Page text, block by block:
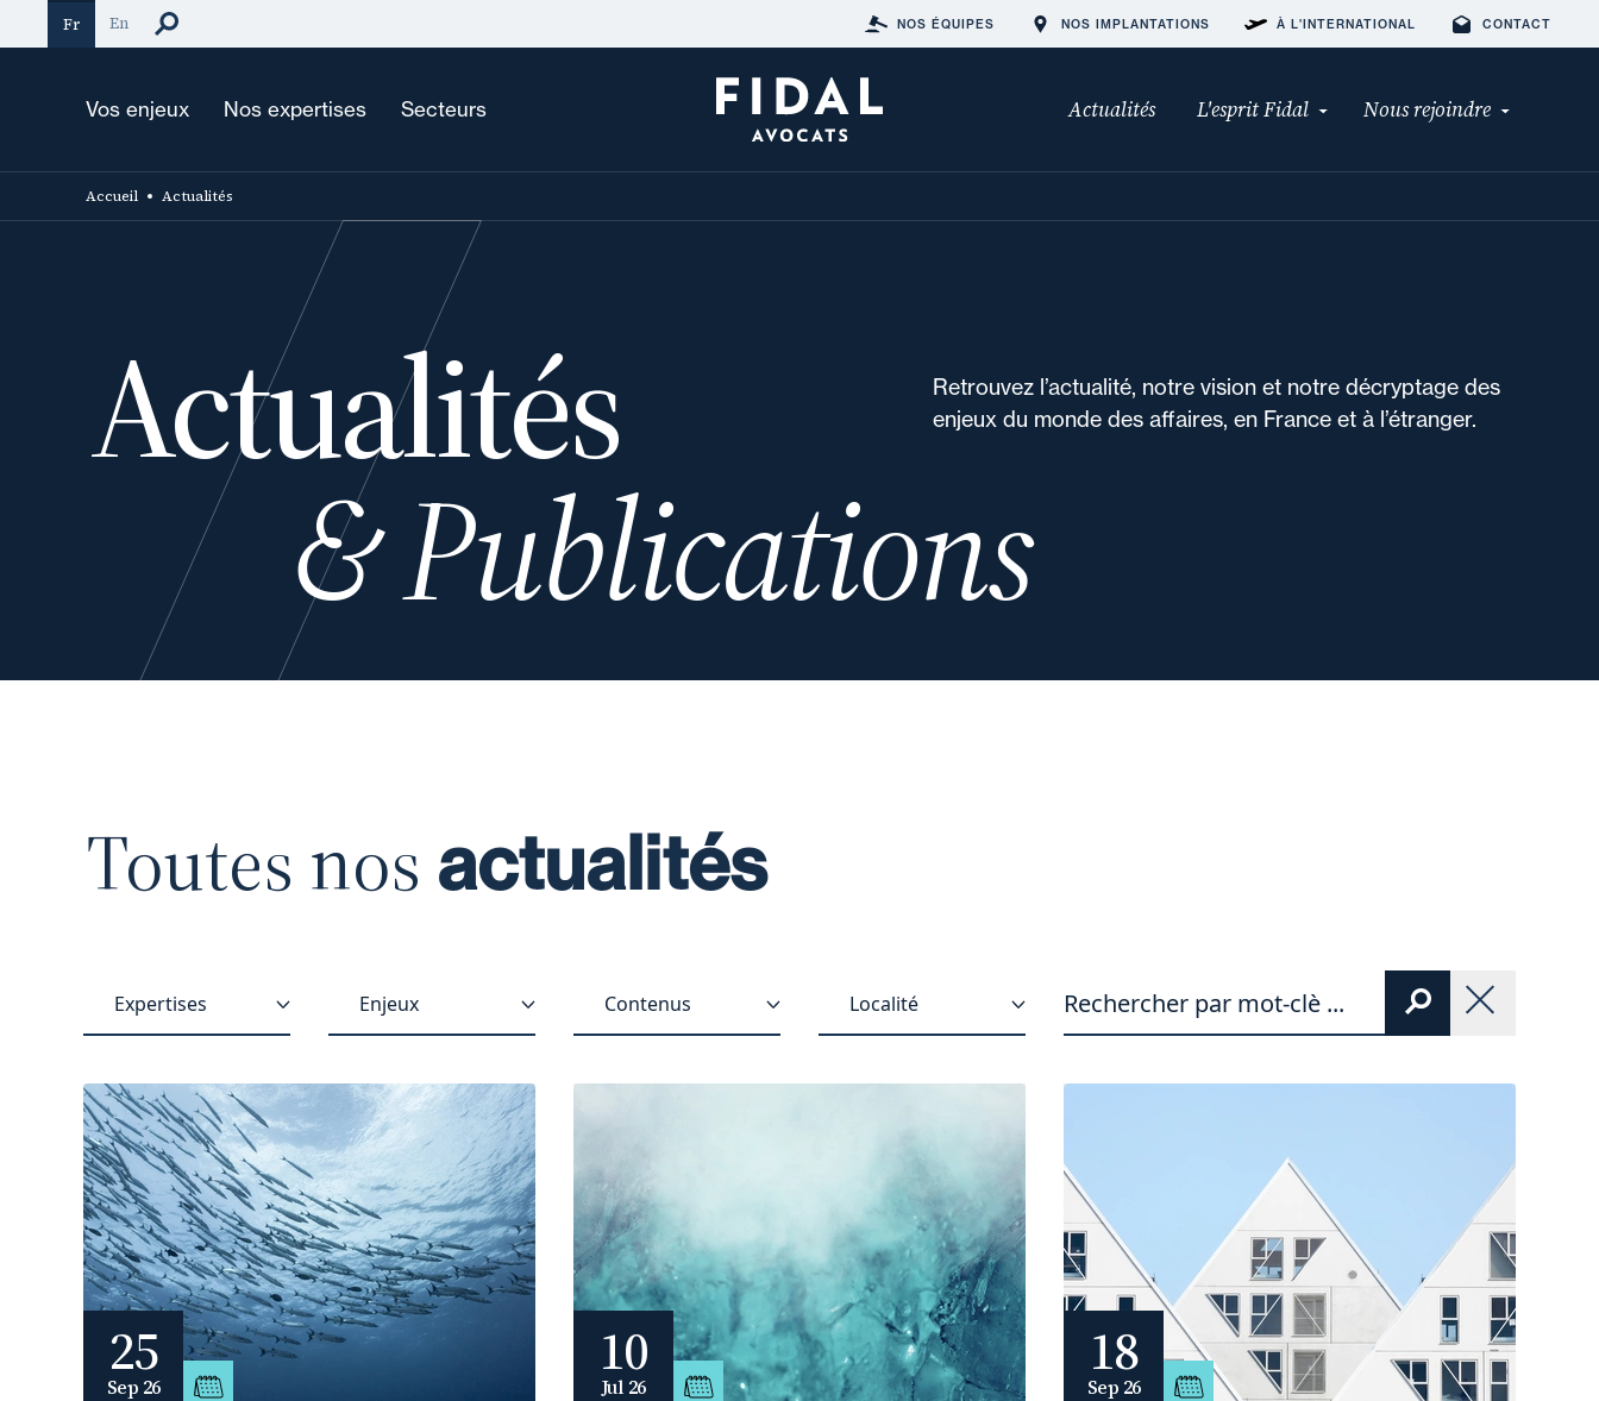
au
Fr En NOS ÉQUIPES NOS IMPLANTATIONS À L'INTERNATIONAL CONTACT
Vos enjeux Nos expertises Secteurs Actualités L'esprit Fidal Nous rejoindre
Accueil Actualités
Actualités
& Publications
Retrouvez l’actualité, notre vision et notre décryptage des
enjeux du monde des affaires, en France et à l’étranger.
Toutes nos actualités
Expertises Enjeux Contenus Localité
25
Sep 26 10
Jul 26 18
Sep 26